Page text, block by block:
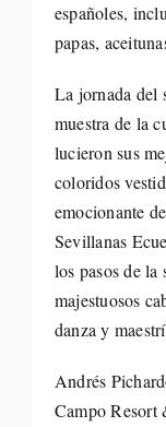
españoles,
papas,
La jornada del
muestra de la
lucieron sus
coloridos
emocionante
Sevillanas
los pasos de
majestuosos
danza y
Andrés
Campo Resort